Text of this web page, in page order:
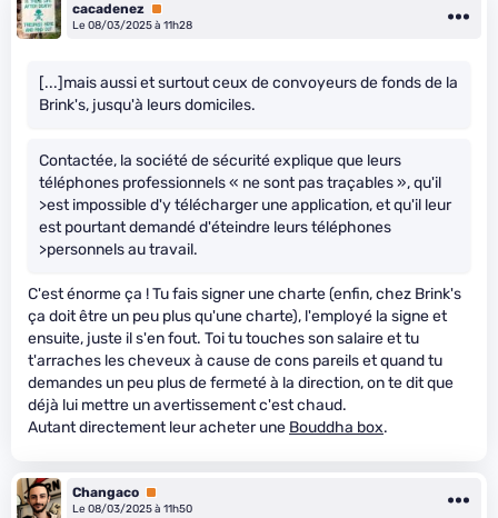
cacadenez Premium
Le 08/03/2025 à 11h28
[...]mais aussi et surtout ceux de convoyeurs de fonds de la
Brink's, jusqu'à leurs domiciles.
Contactée, la société de sécurité explique que leurs
téléphones professionnels « ne sont pas traçables », qu'il
>est impossible d'y télécharger une application, et qu'il leur
est pourtant demandé d'éteindre leurs téléphones
>personnels au travail.
C'est énorme ça ! Tu fais signer une charte (enfin, chez Brink's
ça doit être un peu plus qu'une charte), l'employé la signe et
ensuite, juste il s'en fout. Toi tu touches son salaire et tu
t'arraches les cheveux à cause de cons pareils et quand tu
demandes un peu plus de fermeté à la direction, on te dit que
déjà lui mettre un avertissement c'est chaud.
Autant directement leur acheter une Bouddha box.
Changaco Premium
Le 08/03/2025 à 11h50